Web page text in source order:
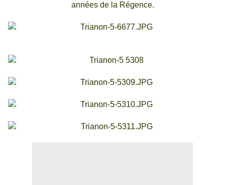
années de la Régence.